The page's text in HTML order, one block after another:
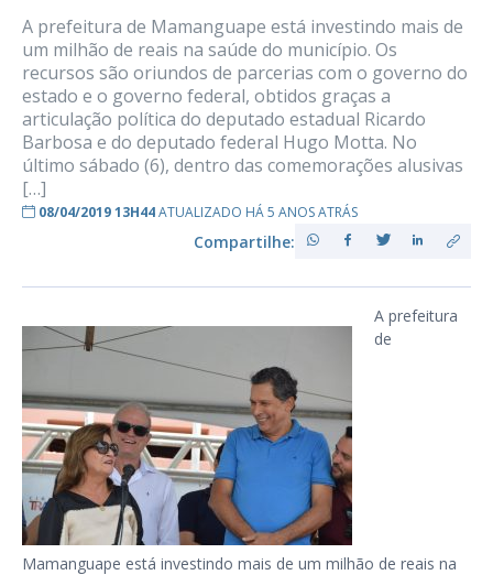
A prefeitura de Mamanguape está investindo mais de
um milhão de reais na saúde do município. Os
recursos são oriundos de parcerias com o governo do
estado e o governo federal, obtidos graças a
articulação política do deputado estadual Ricardo
Barbosa e do deputado federal Hugo Motta. No
último sábado (6), dentro das comemorações alusivas
[…]
08/04/2019 13H44ATUALIZADO HÁ 5 ANOS ATRÁS
Compartilhe:
A prefeitura
de
Mamanguape está investindo mais de um milhão de reais na